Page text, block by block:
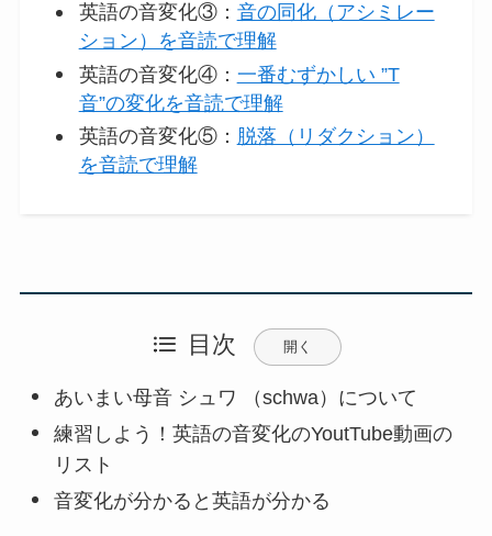
英語の音変化③： 音の同化（アシミレー
ション）を音読で理解
英語の音変化④： 一番むずかしい ”T
音”の変化を音読で理解
英語の音変化⑤： 脱落（リダクション）
を音読で理解
目次 開く
あいまい母音 シュワ （schwa）について
練習しよう！英語の音変化のYoutTube動画の
リスト
音変化が分かると英語が分かる